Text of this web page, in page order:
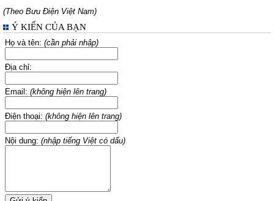
(Theo Bưu Điện Việt Nam)
Ý KIẾN CỦA BẠN
Họ và tên: (cần phải nhập)
Địa chỉ:
Email: (không hiện lên trang)
Điện thoại: (không hiện lên trang)
Nội dung: (nhập tiếng Việt có dấu)